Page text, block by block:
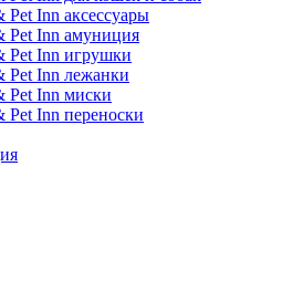
Pet Inn аксессуары
Pet Inn амуниция
Pet Inn игрушки
Pet Inn лежанки
Pet Inn миски
Pet Inn переноски